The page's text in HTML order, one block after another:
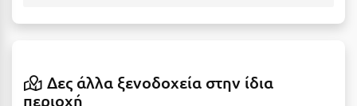
ΘάσοςΔες άλλα ξενοδοχεία στην ίδια
περιοχή